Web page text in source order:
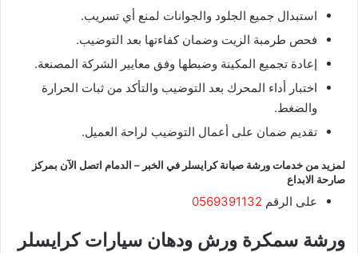
استبدال جميع الجلود والجوانات لمنع أي تسريب.
فحص طرمبة الزيت وضمان كفاءتها بعد التوضيب.
إعادة تجميع المكينة وضبطها وفق معايير الشركة المصنعة.
اختبار أداء المحرك بعد التوضيب والتأكد من ثبات الحرارة
والضغط.
تقديم ضمان على أعمال التوضيب لراحة العميل.
لمزيد من خدمات ورشة صيانة كرايسلر في الخبر – الدمام اتصل الآن بمركز
صارحة الابداع
على الرقم 0569391132
ورشة سمكرة ورش ودهان سيارات كرايسلر